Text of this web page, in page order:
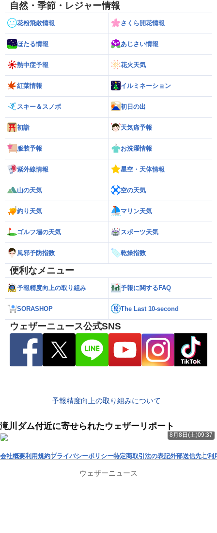
自然・季節・レジャー情報
花粉飛散情報 さくら開花情報
ほたる情報 あじさい情報
熱中症予報 花火天気
紅葉情報 イルミネーション
スキー＆スノボ 初日の出
初詣 天気痛予報
服装予報 お洗濯情報
紫外線情報 星空・天体情報
山の天気 空の天気
釣り天気 マリン天気
ゴルフ場の天気 スポーツ天気
風邪予防指数 乾燥指数
便利なメニュー
予報精度向上の取り組み 予報に関するFAQ
SORASHOP The Last 10-second
ウェザーニュース公式SNS
予報精度向上の取り組みについて
滝川ダム付近に寄せられたウェザーリポート
8月8日(土)09:37
会社概要利用規約プライバシーポリシー特定商取引法の表記外部送信先ご利
ウェザーニュース